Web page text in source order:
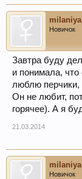
milaniya
Новичок
Завтра буду
и понимала,
люблю перчики,
Он не любит,
горячее). А я
21.03.2014
milaniya
Новичок